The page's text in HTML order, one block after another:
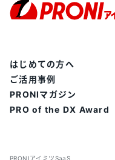
PRONIアイミツSaaS
はじめての方へ
ご活用事例
PRONIマガジン
PRO of the DX Award